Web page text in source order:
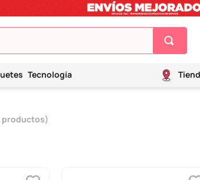
Tecnología
productos